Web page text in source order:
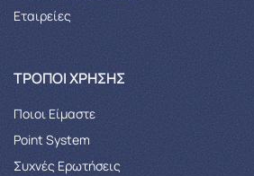
Εταιρείες
ΤΡΌΠΟΙ ΧΡΉΣΗΣ
Ποιοι Είμαστε
Point System
Συχνές Ερωτήσεις